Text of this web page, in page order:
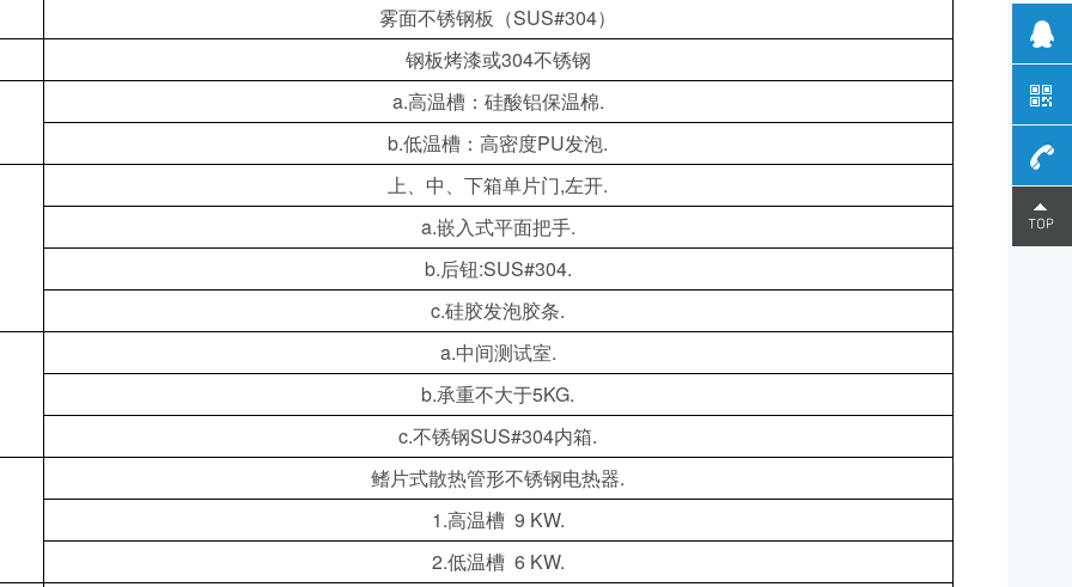
雾面不锈钢板（SUS#304）
钢板烤漆或304不锈钢
a.高温槽：硅酸铝保温棉.
b.低温槽：高密度PU发泡.
上、中、下箱单片门,左开.
a.嵌入式平面把手.
b.后钮:SUS#304.
c.硅胶发泡胶条.
a.中间测试室.
b.承重不大于5KG.
c.不锈钢SUS#304内箱.
鳍片式散热管形不锈钢电热器.
1.高温槽 9 KW.
2.低温槽 6 KW.
180-